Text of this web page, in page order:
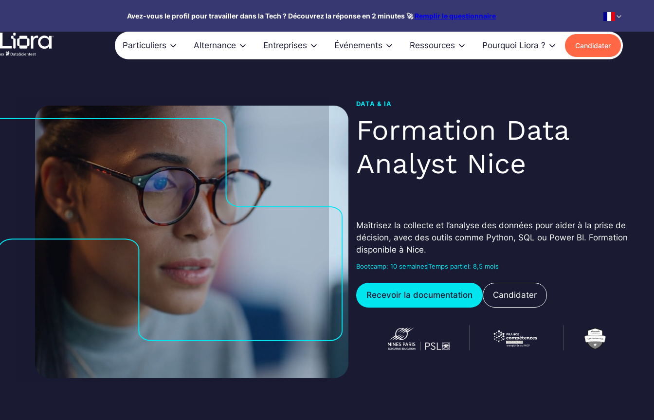
contenu
Avez-vous le profil pour travailler dans la Tech ? Découvrez la réponse en 2 minutes 🚀Remplir le questionnaire
Particuliers Alternance Entreprises Événements Ressources Pourquoi Liora ? Candidater
DATA & IA
Formation Data
Analyst Nice
Maîtrisez la collecte et l’analyse des données pour aider à la prise de
décision, avec des outils comme Python, SQL ou Power BI. Formation
disponible à Nice.
Bootcamp: 10 semainesTemps partiel: 8,5 mois
Recevoir la documentation Candidater